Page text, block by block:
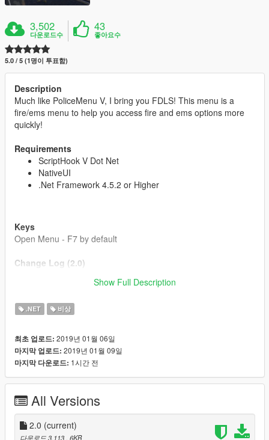
3,502
다운로드수
43
좋아요수
5.0 / 5 (1명이 투표함)
Description
Much like PoliceMenu V, I bring you FDLS! This menu is a
fire/ems menu to help you access fire and ems options more
quickly!
Requirements
ScriptHook V Dot Net
NativeUI
.Net Framework 4.5.2 or Higher
Keys
Open Menu - F7 by default
Change Log (2.0)
Equip / Put Away Equipment
Updated Vehicle Options
Show Full Description
.NET 비상
최초 업로드: 2019년 01월 06일
마지막 업로드: 2019년 01월 09일
마지막 다운로드: 1시간 전
All Versions
2.0 (current)
다운로드 3,113 , 6KB